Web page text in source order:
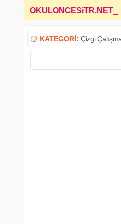
OKULONCESiTR.NET
😏 KATEGORİ: Çizgi